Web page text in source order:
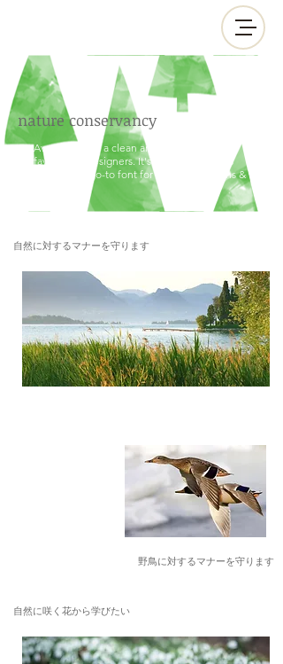
nature conservancy
Avenir Light is a clean and stylish font
favored by designers. It's easy on the eyes
and a great go-to font for titles, paragraphs &
自然に対するマナーを守ります
自然に咲く花から学びたい
野鳥に対するマナーを守ります